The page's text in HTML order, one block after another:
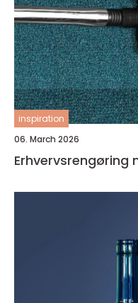
inspiration
06. March 2026
Erhvervsrengøring